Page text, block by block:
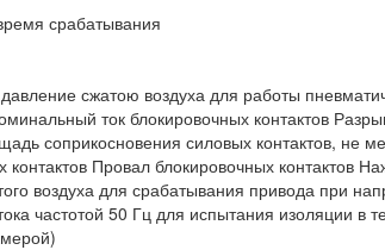
срабатывания
сжатою воздуха для работы
ток блокировочных контактов
соприкосновения силовых контактов, не
контактов Провал блокировочных контактов
воздуха для срабатывания привода при
частотой 50 Гц для испытания изоляции в